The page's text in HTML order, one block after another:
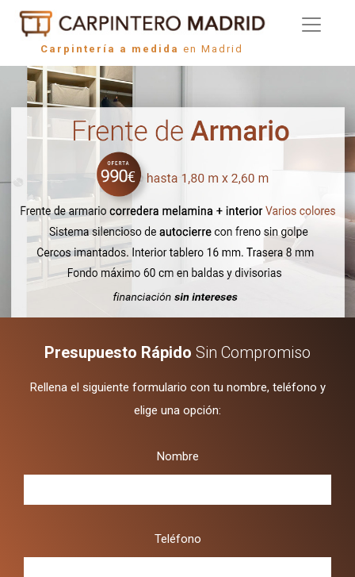
Carpintería a medida en Madrid
Presupuesto Rápido Sin Compromiso
Rellena el siguiente formulario con tu nombre, teléfono y
elige una opción:
Nombre
Teléfono